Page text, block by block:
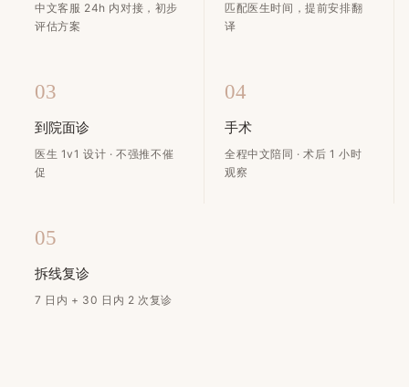
中文客服 24h 内对接，初步
评估方案
匹配医生时间，提前安排翻
译
03
到院面诊
医生 1v1 设计 · 不强推不催
促
04
手术
全程中文陪同 · 术后 1 小时
观察
05
拆线复诊
7 日内 + 30 日内 2 次复诊